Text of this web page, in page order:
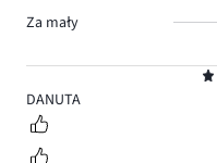
5
DANUTA
Za mały